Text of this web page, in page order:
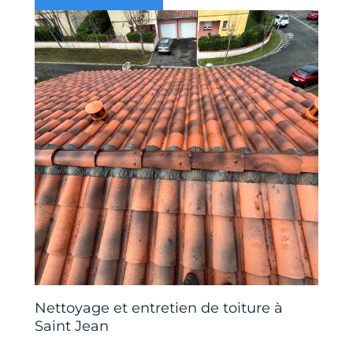
Nettoyage et entretien de toiture à
Saint Jean